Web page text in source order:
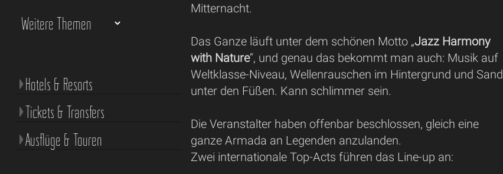
Mitternacht.
Das Ganze läuft unter dem schönen Motto „Jazz Harmony
with Nature“, und genau das bekommt man auch: Musik auf
Weltklasse-Niveau, Wellenrauschen im Hintergrund und Sand
unter den Füßen. Kann schlimmer sein.
Die Veranstalter haben offenbar beschlossen, gleich eine
ganze Armada an Legenden anzulanden.
Zwei internationale Top-Acts führen das Line-up an:
Hotels & Resorts
Tickets & Transfers
Ausflüge & Touren